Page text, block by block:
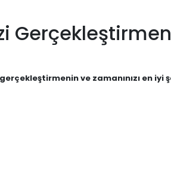
ve zamanınızı en iyi